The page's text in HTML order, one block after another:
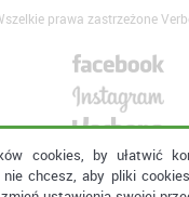
prawa zastrzeżone
Kontakt:
cookies, by ułatwić
chcesz, aby pliki